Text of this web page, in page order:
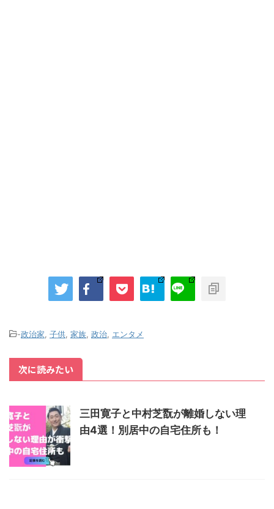
-政治家 子供 家族 政治 エンタメ
次に読みたい
三田寛子と中村芝翫が離婚しない理
由4選！別居中の自宅住所も！